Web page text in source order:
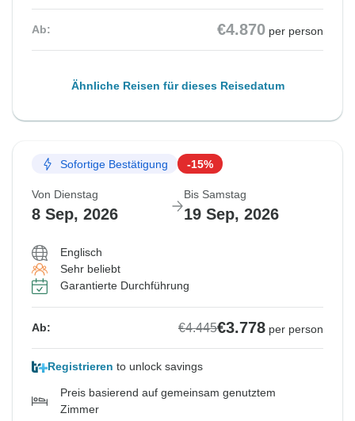
Ab: €4.870 per person
Ähnliche Reisen für dieses Reisedatum
Sofortige Bestätigung -15%
Von Dienstag
8 Sep, 2026
Bis Samstag
19 Sep, 2026
Englisch
Sehr beliebt
Garantierte Durchführung
Ab: €4.445€3.778 per person
Registrieren to unlock savings
Preis basierend auf gemeinsam genutztem
Zimmer